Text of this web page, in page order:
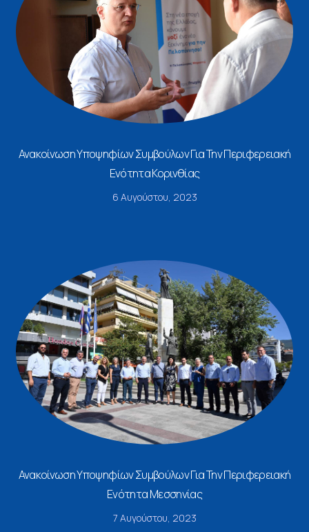
Ανακοίνωση Υποψηφίων Συμβούλων Για Την Περιφερειακή
Ενότητα Κορινθίας
6 Αυγούστου, 2023
Ανακοίνωση Υποψηφίων Συμβούλων Για Την Περιφερειακή
Ενότητα Μεσσηνίας
7 Αυγούστου, 2023